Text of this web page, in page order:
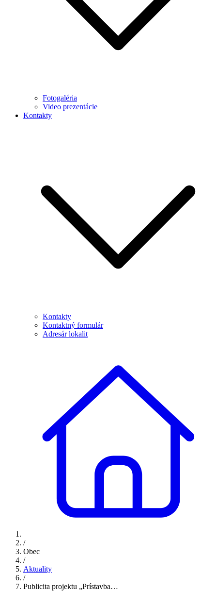
Fotogaléria
Video prezentácie
Kontakty
Kontakty
Kontaktný formulár
Adresár lokalit
/
Obec
/
Aktuality
/
Publicita projektu „Prístavba…